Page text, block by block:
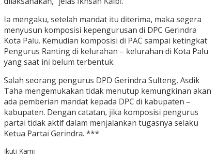
Ia mengaku, setelah mandat itu diterima, maka segera
menyusun komposisi kepengurusan di DPC Gerindra
Kota Palu. Kemudian komposisi di PAC sampai ketingkat
Pengurus Ranting di kelurahan – kelurahan di Kota Palu
yang saat ini belum terbentuk.
Salah seorang pengurus DPD Gerindra Sulteng, Asdik
Taha mengemukakan tidak menutup kemungkinan akan
ada pemberian mandat kepada DPC di kabupaten –
kabupaten. Dengan catatan, jika komposisi pengurus
partai tidak aktif dalam menjalankan tugasnya selaku
Ketua Partai Gerindra. ***
Ikuti Kami